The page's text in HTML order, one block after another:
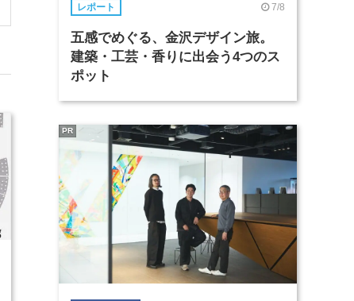
レポート 7/8
五感でめぐる、金沢デザイン旅。
建築・工芸・香りに出会う4つのス
ポット
PR